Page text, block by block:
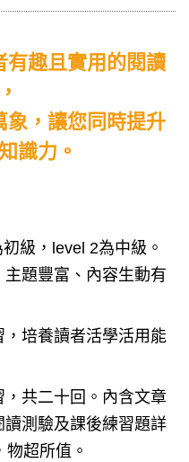
有趣且實用的閱讀
象，讓您同時提升
識力。
初級 ， level 2為中級。
主題豐富、內容生動有
， 培養讀者活學活用能
， 共二十回。 內含文章
測驗及課後練習題詳
超所值。